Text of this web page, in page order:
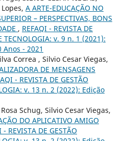
A ARTE-EDUCAÇÃO NO
– PERSPECTIVAS, BONS
, REFAQI - REVISTA DE
TECNOLOGIA: v. 9 n. 1 (2021):
Anos - 2021
Correa , Silvio Cesar Viegas,
DE MENSAGENS
- REVISTA DE GESTÃO
v. 13 n. 2 (2022): Edição
Schug, Silvio Cesar Viegas,
DO APLICATIVO AMIGO
- REVISTA DE GESTÃO